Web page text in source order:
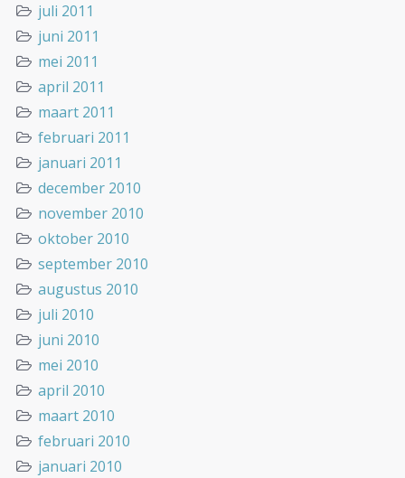
juli 2011
juni 2011
mei 2011
april 2011
maart 2011
februari 2011
januari 2011
december 2010
november 2010
oktober 2010
september 2010
augustus 2010
juli 2010
juni 2010
mei 2010
april 2010
maart 2010
februari 2010
januari 2010